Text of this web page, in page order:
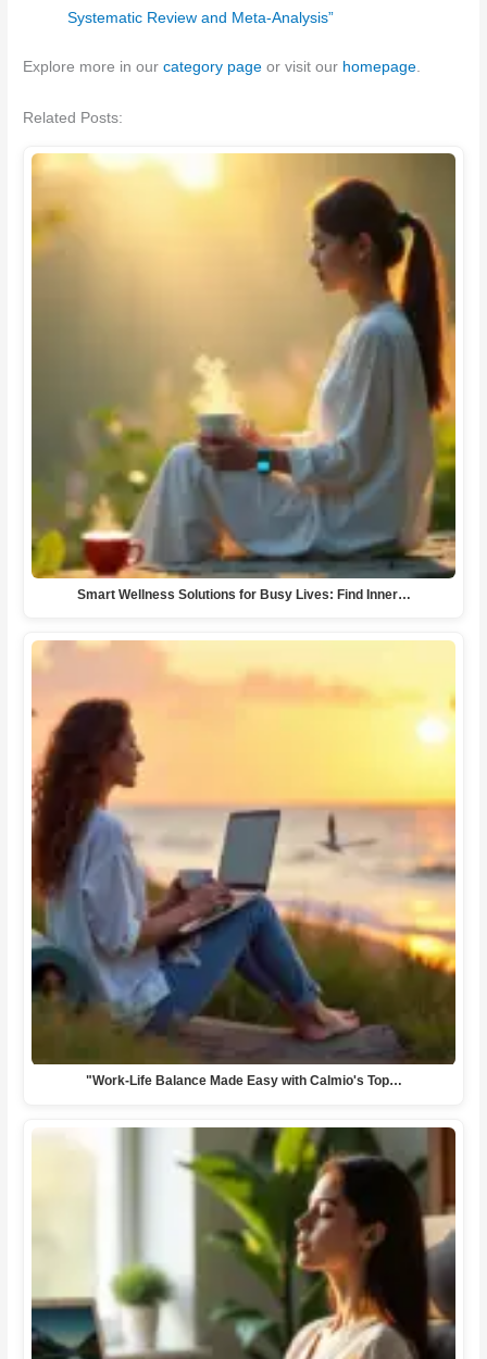
Systematic Review and Meta-Analysis”
Explore more in ourcategory page or visit our homepage.
Related Posts:
Smart Wellness Solutions for Busy Lives: Find Inner…
"Work-Life Balance Made Easy with Calmio's Top…